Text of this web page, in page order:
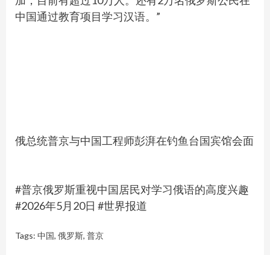
中国通过教育项目学习汉语。”
俄总统普京与中国工程师彭湃在钓鱼台国宾馆会面
#普京俄罗斯重视中国居民对学习俄语的高度兴趣
#2026年5月20日 #世界报道
Tags: 中国, 俄罗斯, 普京